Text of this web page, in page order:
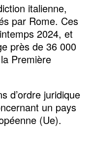
italienne,
par Rome. Ces
2024, et
près de 36 000
Première
d’ordre juridique
un pays
(Ue).